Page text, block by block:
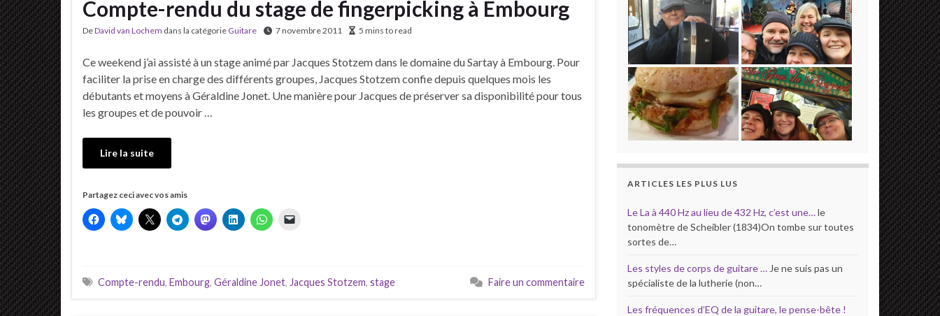
Compte-rendu du stage de fingerpicking à Embourg
DeDavid van Lochem dans la catégorie Guitare 7 novembre 2011 5 mins to read
Ce weekend j’ai assisté à un stage animé par Jacques Stotzem dans le domaine du Sartay à Embourg. Pour
faciliter la prise en charge des différents groupes, Jacques Stotzem confie depuis quelques mois les
débutants et moyens à Géraldine Jonet. Une manière pour Jacques de préserver sa disponibilité pour tous
les groupes et de pouvoir …
Lire la suite
Partagez ceci avec vos amis
Compte-rendu, Embourg, Géraldine Jonet, Jacques Stotzem, stage Faire un commentaire
ARTICLES LES PLUS LUS
Le La à 440 Hz au lieu de 432 Hz, c’est une…le
tonomètre de Scheibler (1834)On tombe sur toutes
sortes de…
Les styles de corps de guitare … Je ne suis pas un
spécialiste de la lutherie (non…
Les fréquences d’EQ de la guitare, le pense-bête !